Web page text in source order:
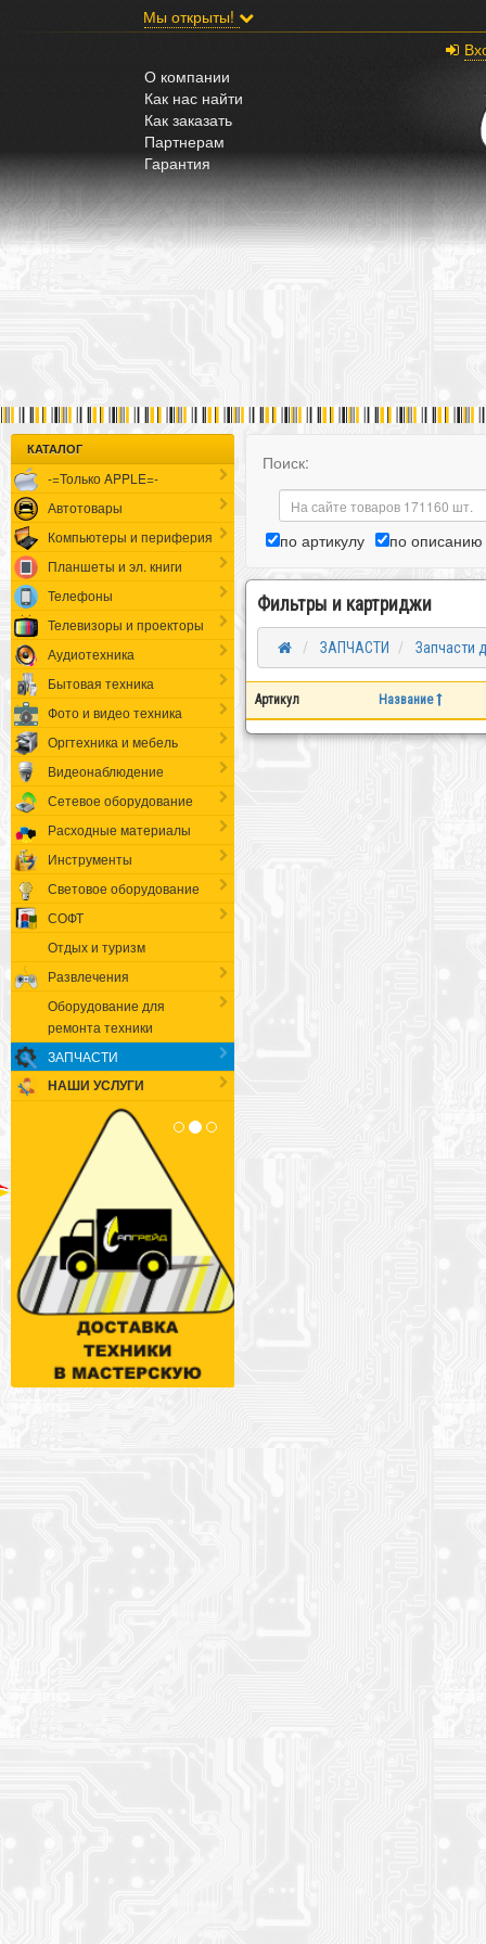
Мы открыты!
О компании
Как нас найти
Как заказать
Партнерам
Гарантия
КАТАЛОГ
-=Только APPLE=-
Автотовары
Компьютеры и периферия
Планшеты и эл. книги
Телефоны
Телевизоры и проекторы
Аудиотехника
Бытовая техника
Фото и видео техника
Оргтехника и мебель
Видеонаблюдение
Сетевое оборудование
Расходные материалы
Инструменты
Световое оборудование
СОФТ
Отдых и туризм
Развлечения
Оборудование для
ремонта техники
ЗАПЧАСТИ
НАШИ УСЛУГИ
Поиск:
по артикулу по описанию
Фильтры и картриджи
ЗАПЧАСТИ Запчасти
Артикул Название